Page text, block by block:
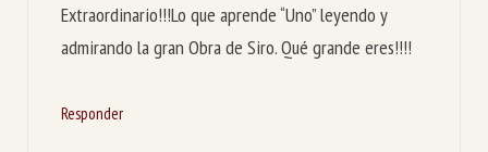
Extraordinario!!!Lo que aprende “Uno” leyendo y
admirando la gran Obra de Siro. Qué grande eres!!!!
Responder